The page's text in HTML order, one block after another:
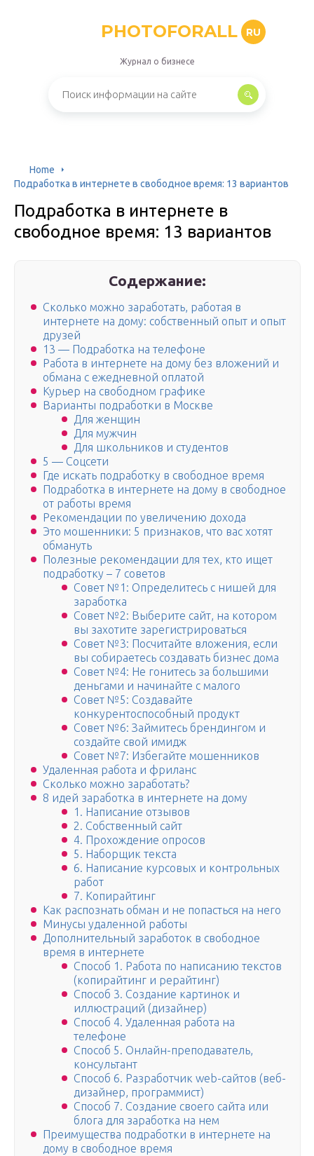
PHOTOFORALL RU
Журнал о бизнесе
Home
Подработка в интернете в свободное время: 13 вариантов
Подработка в интернете в
свободное время: 13 вариантов
Содержание:
Сколько можно заработать, работая в
интернете на дому: собственный опыт и опыт
друзей
13 — Подработка на телефоне
Работа в интернете на дому без вложений и
обмана с ежедневной оплатой
Курьер на свободном графике
Варианты подработки в Москве
Для женщин
Для мужчин
Для школьников и студентов
5 — Соцсети
Где искать подработку в свободное время
Подработка в интернете на дому в свободное
от работы время
Рекомендации по увеличению дохода
Это мошенники: 5 признаков, что вас хотят
обмануть
Полезные рекомендации для тех, кто ищет
подработку – 7 советов
Совет №1: Определитесь с нишей для
заработка
Совет №2: Выберите сайт, на котором
вы захотите зарегистрироваться
Совет №3: Посчитайте вложения, если
вы собираетесь создавать бизнес дома
Совет №4: Не гонитесь за большими
деньгами и начинайте с малого
Совет №5: Создавайте
конкурентоспособный продукт
Совет №6: Займитесь брендингом и
создайте свой имидж
Совет №7: Избегайте мошенников
Удаленная работа и фриланс
Сколько можно заработать?
8 идей заработка в интернете на дому
1. Написание отзывов
2. Собственный сайт
4. Прохождение опросов
5. Наборщик текста
6. Написание курсовых и контрольных
работ
7. Копирайтинг
Как распознать обман и не попасться на него
Минусы удаленной работы
Дополнительный заработок в свободное
время в интернете
Способ 1. Работа по написанию текстов
(копирайтинг и рерайтинг)
Способ 3. Создание картинок и
иллюстраций (дизайнер)
Способ 4. Удаленная работа на
телефоне
Способ 5. Онлайн-преподаватель,
консультант
Способ 6. Разработчик web-сайтов (веб-
дизайнер, программист)
Способ 7. Создание своего сайта или
блога для заработка на нем
Преимущества подработки в интернете на
дому в свободное время